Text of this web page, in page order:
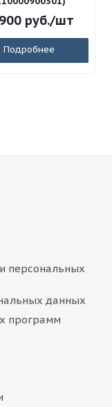
руб./шт
Подробнее
персональных
данных
программ